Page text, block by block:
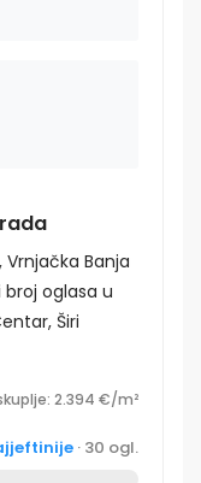
Banja
oglasa u
Širi
2.394 €/m²
· 30 ogl.